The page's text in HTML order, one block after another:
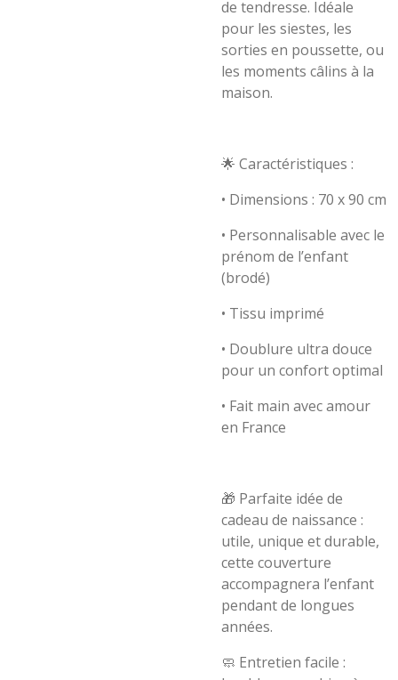
de tendresse. Idéale
pour les siestes, les
sorties en poussette, ou
les moments câlins à la
maison.
🌟 Caractéristiques :
• Dimensions : 70 x 90 cm
• Personnalisable avec le
prénom de l’enfant
(brodé)
• Tissu imprimé
• Doublure ultra douce
pour un confort optimal
• Fait main avec amour
en France
🎁 Parfaite idée de
cadeau de naissance :
utile, unique et durable,
cette couverture
accompagnera l’enfant
pendant de longues
années.
🧼 Entretien facile :